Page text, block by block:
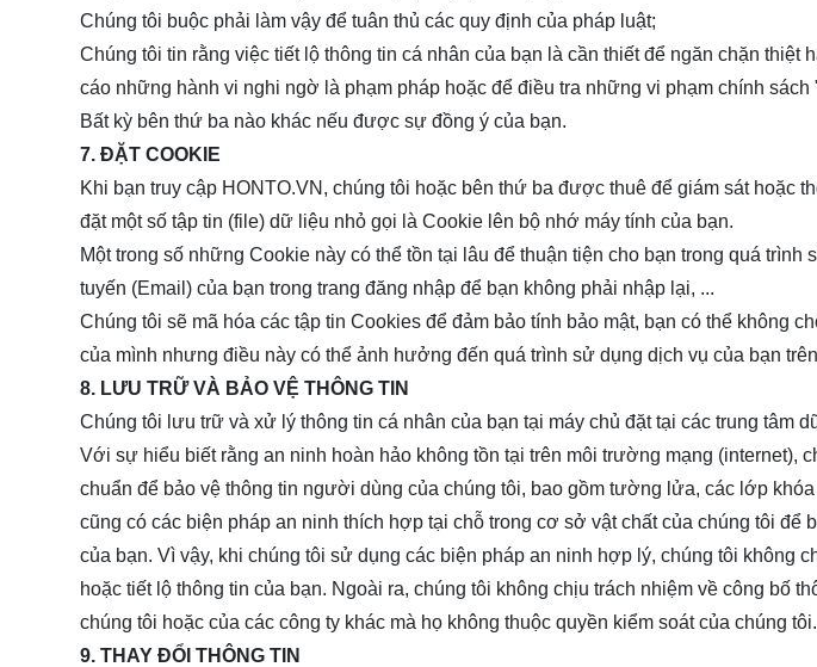
Chúng tôi buộc phải làm vậy để tuân thủ các quy định của pháp luật;
Chúng tôi tin rằng việc tiết lộ thông tin cá nhân của bạn là cần thiết để ngăn chặn thiệt
cáo những hành vi nghi ngờ là phạm pháp hoặc để điều tra những vi phạm chính
Bất kỳ bên thứ ba nào khác nếu được sự đồng ý của bạn.
7. ĐẶT COOKIE
Khi bạn truy cập HONTO.VN , chúng tôi hoặc bên thứ ba được thuê để giám sát hoặc
đặt một số tập tin (file) dữ liệu nhỏ gọi là Cookie lên bộ nhớ máy tính của bạn.
Một trong số những Cookie này có thể tồn tại lâu để thuận tiện cho bạn trong quá
tuyến (Email) của bạn trong trang đăng nhập để bạn không phải nhập lại, ...
Chúng tôi sẽ mã hóa các tập tin Cookies để đảm bảo tính bảo mật, bạn có thể không
của mình nhưng điều này có thể ảnh hưởng đến quá trình sử dụng dịch vụ của bạn
8. LƯU TRỮ VÀ BẢO VỆ THÔNG TIN
Chúng tôi lưu trữ và xử lý thông tin cá nhân của bạn tại máy chủ đặt tại các trung tâm
Với sự hiểu biết rằng an ninh hoàn hảo không tồn tại trên môi trường mạng (internet),
chuẩn để bảo vệ thông tin người dùng của chúng tôi, bao gồm tường lửa, các lớp
cũng có các biện pháp an ninh thích hợp tại chỗ trong cơ sở vật chất của chúng tôi để
của bạn. Vì vậy, khi chúng tôi sử dụng các biện pháp an ninh hợp lý, chúng tôi không
hoặc tiết lộ thông tin của bạn. Ngoài ra, chúng tôi không chịu trách nhiệm về công bố
chúng tôi hoặc của các công ty khác mà họ không thuộc quyền kiểm soát của chúng tôi.
9. THAY ĐỔI THÔNG TIN